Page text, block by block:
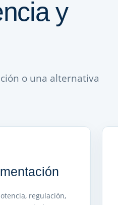
y
o una alternativa
regulación,